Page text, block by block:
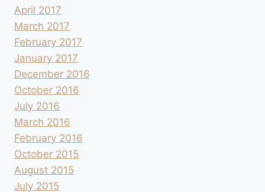
April 2017
March 2017
February 2017
January 2017
December 2016
October 2016
July 2016
March 2016
February 2016
October 2015
August 2015
July 2015